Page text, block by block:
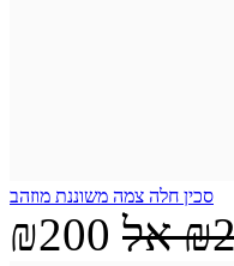
סכין חלה צמה משוננת מוזהב
₪200 אל